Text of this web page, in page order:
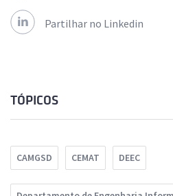
Partilhar no Linkedin
TÓPICOS
CAMGSD CEMAT DEEC